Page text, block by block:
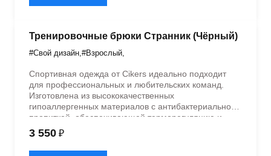
Тренировочные брюки Странник (Чёрный)
#Свой дизайн,#Взрослый,
Спортивная одежда от Cikers идеально подходит
для профессиональных и любительских команд.
Изготовлена из высококачественных
гипоаллергенных материалов с антибактериальной
пропиткой, обеспечивающей терморегуляцию и
быстрое влагоотведение. Одежда обладает
эластичностью в 5 направлениях и стильным
дизайном.
3 550 ₽